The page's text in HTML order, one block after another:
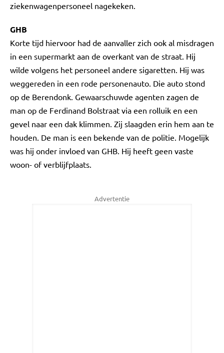
ziekenwagenpersoneel nagekeken.
GHB
Korte tijd hiervoor had de aanvaller zich ook al misdragen
in een supermarkt aan de overkant van de straat. Hij
wilde volgens het personeel andere sigaretten. Hij was
weggereden in een rode personenauto. Die auto stond
op de Berendonk. Gewaarschuwde agenten zagen de
man op de Ferdinand Bolstraat via een rolluik en een
gevel naar een dak klimmen. Zij slaagden erin hem aan te
houden. De man is een bekende van de politie. Mogelijk
was hij onder invloed van GHB. Hij heeft geen vaste
woon- of verblijfplaats.
Advertentie